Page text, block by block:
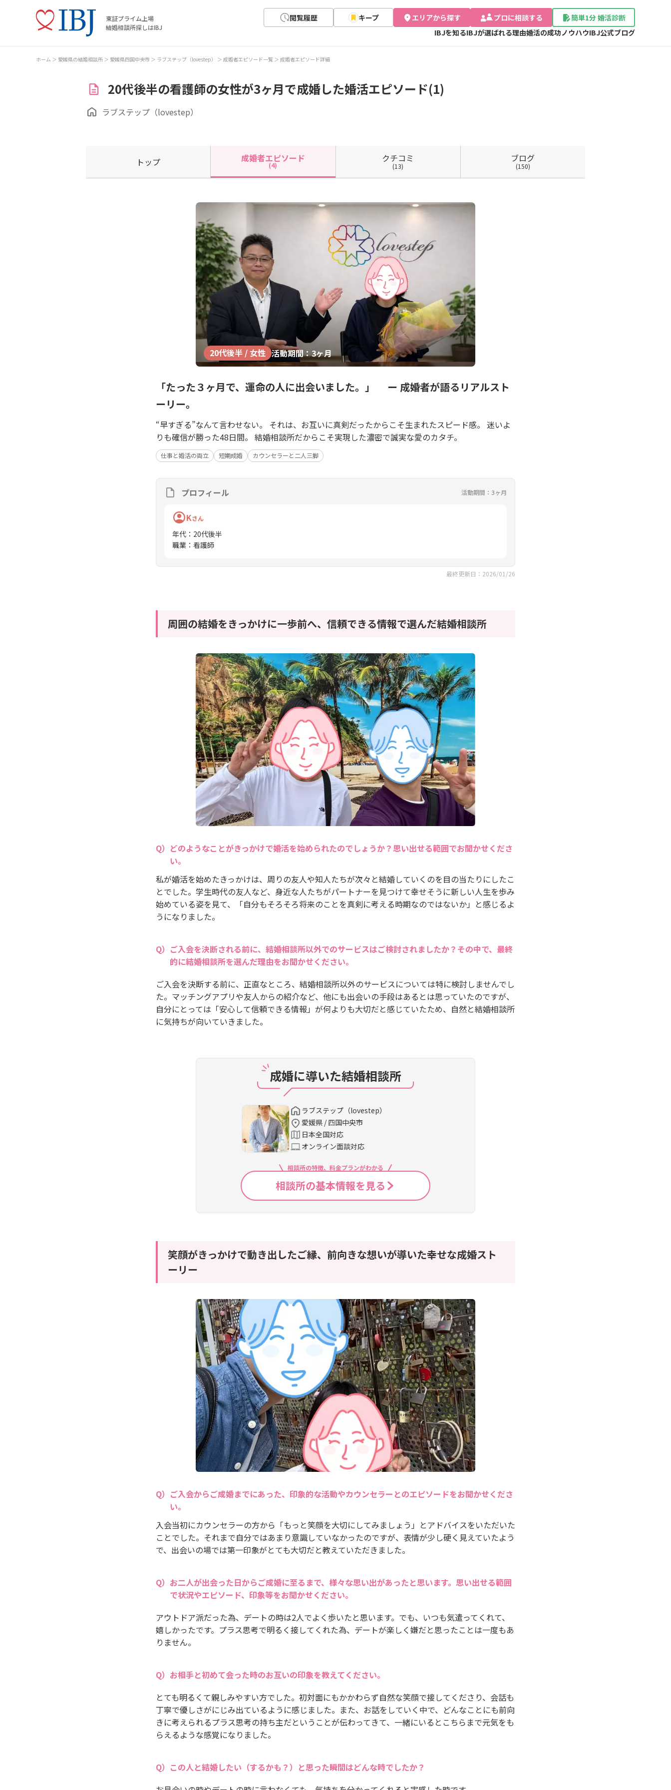
東証プライム上場
結婚相談所探しはIBJ
閲覧履歴 キープ エリアから探す プロに相談する
簡単1分 婚活診断
IBJを知るIBJが選ばれる理由婚活の成功ノウハウIBJ公式ブログ
ホーム 愛媛県の結婚相談所 愛媛県四国中央市 ラブステップ（lovestep） 成婚者エピソード一覧 成婚者エピソード詳細
20代後半の看護師の女性が3ヶ月で成婚した婚活エピソード(1)
ラブステップ（lovestep）
トップ 成婚者エピソード
(4)
クチコミ
(13)
ブログ
(150)
20代後半 / 女性 活動期間：3ヶ月
「たった３ヶ月で、運命の人に出会いました。」 ー 成婚者が語るリアルスト
ーリー。
“早すぎる”なんて言わせない。 それは、お互いに真剣だったからこそ生まれたスピード感。 迷いよ
りも確信が勝った48日間。 結婚相談所だからこそ実現した濃密で誠実な愛のカタチ。
仕事と婚活の両立 短期成婚 カウンセラーと二人三脚
プロフィール 活動期間：3ヶ月
Kさん
年代 ： 20代後半
職業 ： 看護師
最終更新日：2026/01/26
周囲の結婚をきっかけに一歩前へ、信頼できる情報で選んだ結婚相談所
どのようなことがきっかけで婚活を始められたのでしょうか？思い出せる範囲でお聞かせくださ
い。
私が婚活を始めたきっかけは、周りの友人や知人たちが次々と結婚していくのを目の当たりにしたこ
とでした。学生時代の友人など、身近な人たちがパートナーを見つけて幸せそうに新しい人生を歩み
始めている姿を見て、「自分もそろそろ将来のことを真剣に考える時期なのではないか」と感じるよ
うになりました。
ご入会を決断される前に、結婚相談所以外でのサービスはご検討されましたか？その中で、最終
的に結婚相談所を選んだ理由をお聞かせください。
ご入会を決断する前に、正直なところ、結婚相談所以外のサービスについては特に検討しませんでし
た。マッチングアプリや友人からの紹介など、他にも出会いの手段はあるとは思っていたのですが、
自分にとっては「安心して信頼できる情報」が何よりも大切だと感じていたため、自然と結婚相談所
に気持ちが向いていきました。
成婚に導いた結婚相談所
ラブステップ（lovestep）
愛媛県 / 四国中央市
日本全国対応
オンライン面談対応
相談所の特徴、料金プランがわかる
相談所の基本情報を見る
笑顔がきっかけで動き出したご縁、前向きな想いが導いた幸せな成婚スト
ーリー
ご入会からご成婚までにあった、印象的な活動やカウンセラーとのエピソードをお聞かせくださ
い。
入会当初にカウンセラーの方から「もっと笑顔を大切にしてみましょう」とアドバイスをいただいた
ことでした。それまで自分ではあまり意識していなかったのですが、表情が少し硬く見えていたよう
で、出会いの場では第一印象がとても大切だと教えていただきました。
お二人が出会った日からご成婚に至るまで、様々な思い出があったと思います。思い出せる範囲
で状況やエピソード、印象等をお聞かせください。
アウトドア派だった為、デートの時は2人でよく歩いたと思います。でも、いつも気遣ってくれて、
嬉しかったです。プラス思考で明るく接してくれた為、デートが楽しく嫌だと思ったことは一度もあ
りません。
お相手と初めて会った時のお互いの印象を教えてください。
とても明るくて親しみやすい方でした。初対面にもかかわらず自然な笑顔で接してくださり、会話も
丁寧で優しさがにじみ出ているように感じました。また、お話をしていく中で、どんなことにも前向
きに考えられるプラス思考の持ち主だということが伝わってきて、一緒にいるとこちらまで元気をも
らえるような感覚になりました。
この人と結婚したい（するかも？）と思った瞬間はどんな時でしたか？